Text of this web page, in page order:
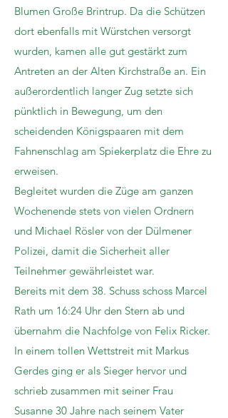
Blumen Große Brintrup. Da die Schützen
dort ebenfalls mit Würstchen versorgt
wurden, kamen alle gut gestärkt zum
Antreten an der Alten Kirchstraße an. Ein
außerordentlich langer Zug setzte sich
pünktlich in Bewegung, um den
scheidenden Königspaaren mit dem
Fahnenschlag am Spiekerplatz die Ehre zu
erweisen.
Begleitet wurden die Züge am ganzen
Wochenende stets von vielen Ordnern
und Michael Rösler von der Dülmener
Polizei, damit die Sicherheit aller
Teilnehmer gewährleistet war.
Bereits mit dem 38. Schuss schoss Marcel
Rath um 16:24 Uhr den Stern ab und
übernahm die Nachfolge von Felix Ricker.
In einem tollen Wettstreit mit Markus
Gerdes ging er als Sieger hervor und
schrieb zusammen mit seiner Frau
Susanne 30 Jahre nach seinem Vater